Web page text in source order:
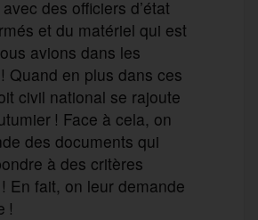
des officiers d’état
et du matériel qui est
avions dans les
Quand en plus dans ces
civil national se rajoute
! Face à cela, on
des documents qui
à des critères
En fait, on leur demande
!